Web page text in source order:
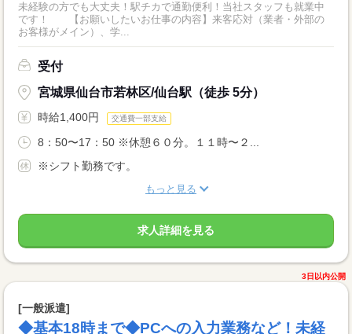
未経験の方でも大丈夫！駅チカで通勤便利！当社スタッフも就業中
です！ 【お願いしたいお仕事の内容】来客応対（業者・外部の
お客様がメイン）、学...
受付
宮城県仙台市若林区/仙台駅（徒歩 5分）
時給1,400円 交通費一部支給
8：50〜17：50 ※休憩６０分。１１時〜２...
※シフト勤務です。
もっと見る
求人詳細を見る
3日以内公開
[一般派遣]
◆基本18時まで◆PCへの入力業務など！未経